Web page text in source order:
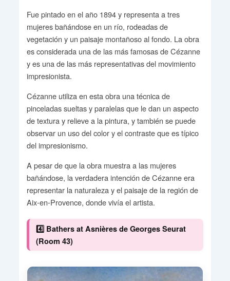
Fue pintado en el año 1894 y representa a tres
mujeres bañándose en un río, rodeadas de
vegetación y un paisaje montañoso al fondo. La obra
es considerada una de las más famosas de Cézanne
y es una de las más representativas del movimiento
impresionista.
Cézanne utiliza en esta obra una técnica de
pinceladas sueltas y paralelas que le dan un aspecto
de textura y relieve a la pintura, y también se puede
observar un uso del color y el contraste que es típico
del impresionismo.
A pesar de que la obra muestra a las mujeres
bañándose, la verdadera intención de Cézanne era
representar la naturaleza y el paisaje de la región de
Aix-en-Provence, donde vivía el artista.
4️⃣ Bathers at Asnières de Georges Seurat
(Room 43)